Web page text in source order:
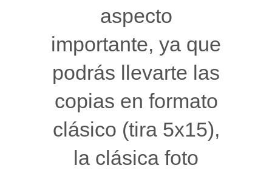
aspecto
importante, ya que
podrás llevarte las
copias en formato
clásico (tira 5x15),
la clásica foto